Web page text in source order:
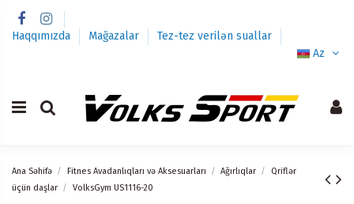
Haqqımızda Mağazalar
Tez-tez verilən suallar
Az
Ana Səhifə Fitnes Avadanlıqları və Aksesuarları Ağırlıqlar
Qriflər
üçün daşlar
VolksGym US1116-20